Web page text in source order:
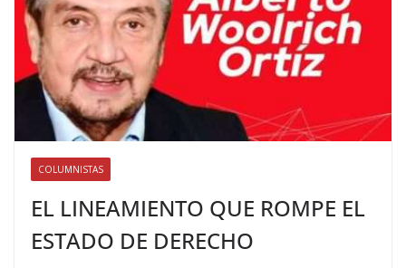
COLUMNISTAS
EL LINEAMIENTO QUE ROMPE EL
ESTADO DE DERECHO